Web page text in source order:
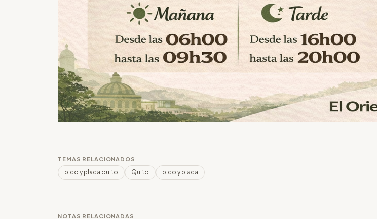
TEMAS RELACIONADOS
pico y placa quito Quito pico y placa
NOTAS RELACIONADAS